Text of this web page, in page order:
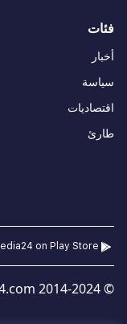
فئات
أخبار
سياسة
اقتصاديات
طارئ
© 2014-2024 Euromedia24.com
on Play Store